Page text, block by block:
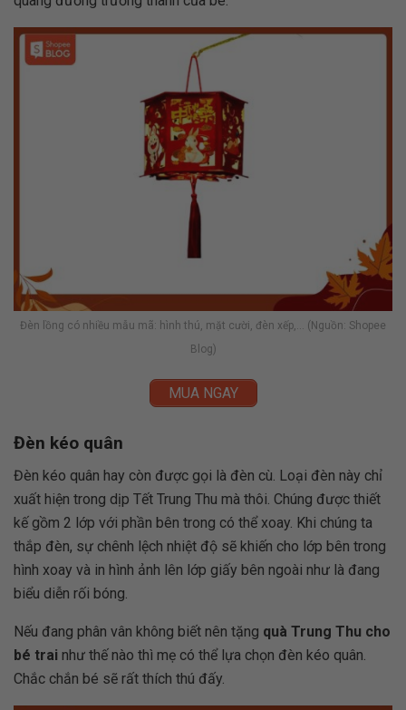
Đèn lồng có nhiều mẫu mã: hình thú, mặt cười, đèn xếp,… (Nguồn: Shopee
Blog)
MUA NGAY
Đèn kéo quân
Đèn kéo quân hay còn được gọi là đèn cù. Loại đèn này chỉ
xuất hiện trong dịp Tết Trung Thu mà thôi. Chúng được thiết
kế gồm 2 lớp với phần bên trong có thể xoay. Khi chúng ta
thắp đèn, sự chênh lệch nhiệt độ sẽ khiến cho lớp bên trong
hình xoay và in hình ảnh lên lớp giấy bên ngoài như là đang
biểu diễn rối bóng.
Nếu đang phân vân không biết nên tặng quà Trung Thu cho
bé trai như thế nào thì mẹ có thể lựa chọn đèn kéo quân.
Chắc chắn bé sẽ rất thích thú đấy.